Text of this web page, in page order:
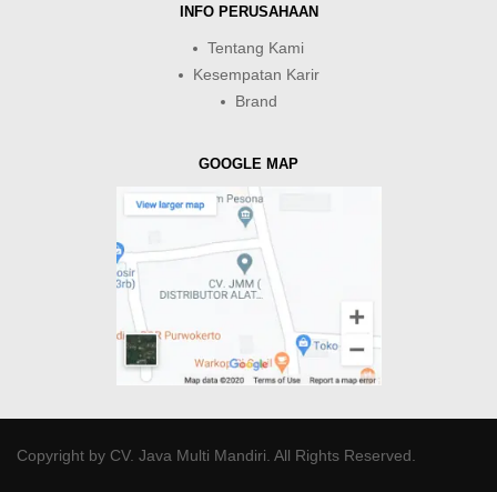
INFO PERUSAHAAN
Tentang Kami
Kesempatan Karir
Brand
GOOGLE MAP
Copyright by CV. Java Multi Mandiri. All Rights Reserved.